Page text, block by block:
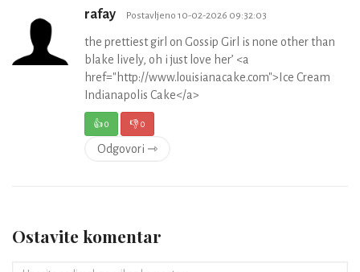
rafay Postavljeno 10-02-2026 09:32:03
the prettiest girl on Gossip Girl is none other than
blake lively, oh i just love her’ <a
href="http://www.louisianacake.com">Ice Cream
Indianapolis Cake</a>
👍0 👎0
Odgovori ⇾
Ostavite komentar